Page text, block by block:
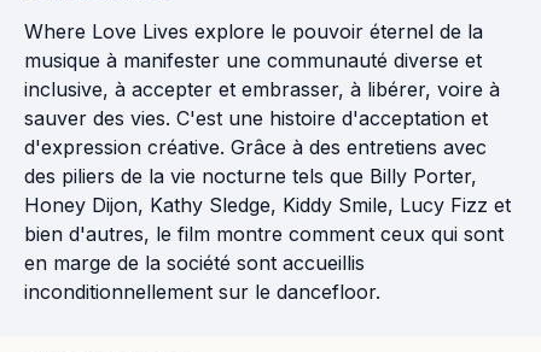
Where Love Lives explore le pouvoir éternel de la
musique à manifester une communauté diverse et
inclusive, à accepter et embrasser, à libérer, voire à
sauver des vies. C'est une histoire d'acceptation et
d'expression créative. Grâce à des entretiens avec
des piliers de la vie nocturne tels que Billy Porter,
Honey Dijon, Kathy Sledge, Kiddy Smile, Lucy Fizz et
bien d'autres, le film montre comment ceux qui sont
en marge de la société sont accueillis
inconditionnellement sur le dancefloor.